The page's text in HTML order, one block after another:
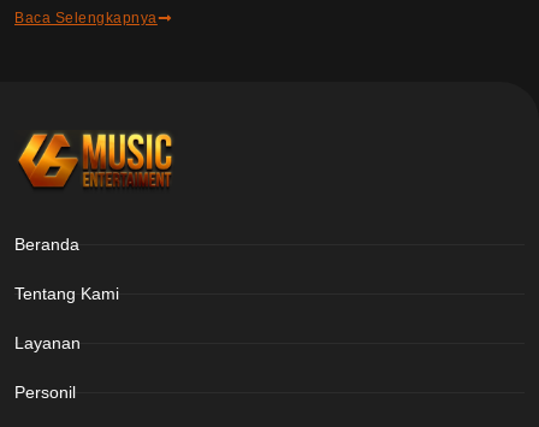
Baca Selengkapnya
Beranda
Tentang Kami
Layanan
Personil